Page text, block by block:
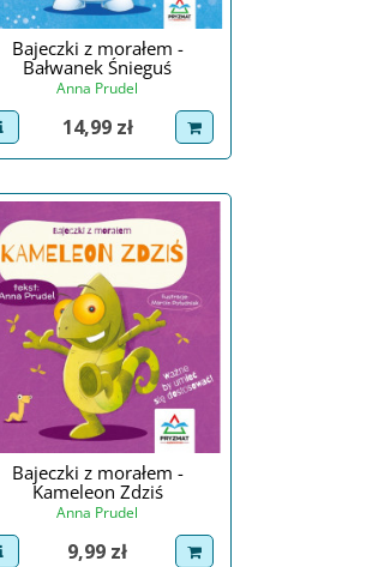
Bajeczki z morałem -
Bałwanek Śnieguś
Anna Prudel
view product
Cena
14,99 zł dodaj do koszyka
Bajeczki z morałem -
Kameleon Zdziś
Anna Prudel
view product
Cena
9,99 zł dodaj do koszyka